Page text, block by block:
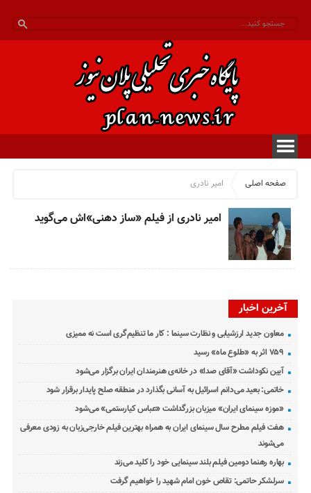
صفحه اصلی امیر نادری
امیر نادری از فیلم «ساز دهنی»اش می‌گوید
آخرین اخبار
معاون جدید ارزشیابی و نظارت سینما : کار ما تنظیم‌گری است نه ممیزی
۷۵۹ اثر به «طلوع ماه» رسید
آیین نکوداشت «آقای صدا» در خانه‌ی هنرمندان ایران برگزار می‌شود
خاتمی: بعید می‌دانم اسرائیل به آسانی بگذارد در منطقه صلح پایدار برقرار شود
«موزه سینمای ایران» میزبان بزرگداشت «عباس کیارستمی» می‌شود
هفت فیلم مطرح سال سینمای ایران به همراه بهترین فیلم خارجی‌زبان به زودی معرفی
می‌شوند
بهاره رهنما دومین فیلم بلند سینمایی خود را کلید می‌زند
سرلشکر حاتمی: تقاص خون امام شهید را خواهیم گرفت